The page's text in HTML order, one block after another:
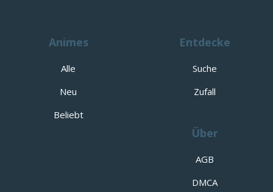
Animes
Alle
Neu
Beliebt
Entdecke
Suche
Zufall
Über
AGB
DMCA